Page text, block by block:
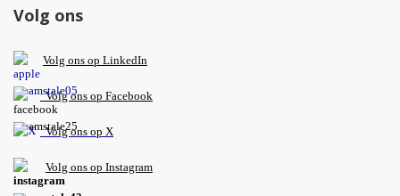
Volg ons
Volg ons op LinkedIn
Volg ons op Facebook
Volg ons op X
Volg ons op Instagram